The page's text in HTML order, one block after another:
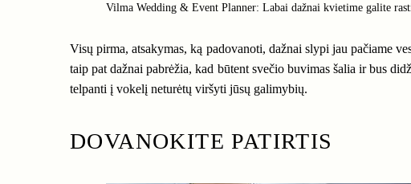
Vilma Wedding & Event Planner: Labai dažnai kvietime galite
Visų pirma, atsakymas, ką padovanoti, dažnai slypi jau pačiame
taip pat dažnai pabrėžia, kad būtent svečio buvimas šalia ir bus
telpanti į vokelį neturėtų viršyti jūsų galimybių.
DOVANOKITE PATIRTIS